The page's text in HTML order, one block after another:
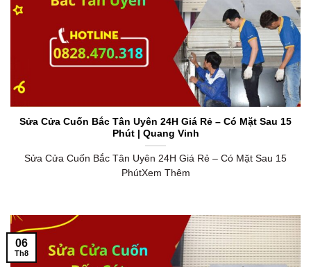
Sửa Cửa Cuốn Bắc Tân Uyên 24H Giá Rẻ – Có Mặt Sau 15
Phút | Quang Vinh
Sửa Cửa Cuốn Bắc Tân Uyên 24H Giá Rẻ – Có Mặt Sau 15
PhútXem Thêm
06
Th8